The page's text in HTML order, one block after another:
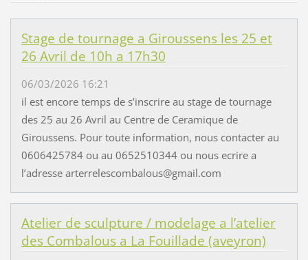
Stage de tournage a Giroussens les 25 et
26 Avril de 10h a 17h30
06/03/2026 16:21
il est encore temps de s’inscrire au stage de tournage
des 25 au 26 Avril au Centre de Ceramique de
Giroussens. Pour toute information, nous contacter au
0606425784 ou au 0652510344 ou nous ecrire a
l’adresse arterrelescombalous@gmail.com
Atelier de sculpture / modelage a l’atelier
des Combalous a La Fouillade (aveyron)